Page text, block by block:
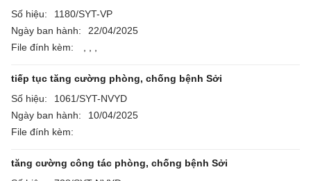
Số hiệu:
1180/SYT-VP
Ngày ban hành:
22/04/2025
File đính kèm:
tiếp tục tăng cường phòng, chống bệnh Sởi
Số hiệu:
1061/SYT-NVYD
Ngày ban hành:
10/04/2025
File đính kèm:
tăng cường công tác phòng, chống bệnh Sởi